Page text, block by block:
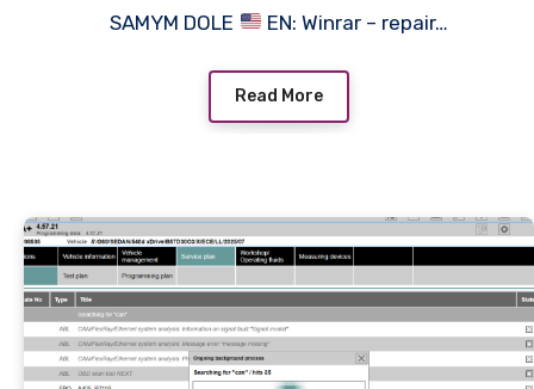
SAMYM DOLE
EN: Winrar – repair…
Read More